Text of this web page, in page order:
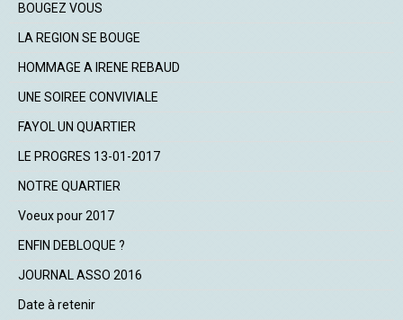
BOUGEZ VOUS
LA REGION SE BOUGE
HOMMAGE A IRENE REBAUD
UNE SOIREE CONVIVIALE
FAYOL UN QUARTIER
LE PROGRES 13-01-2017
NOTRE QUARTIER
Voeux pour 2017
ENFIN DEBLOQUE ?
JOURNAL ASSO 2016
Date à retenir